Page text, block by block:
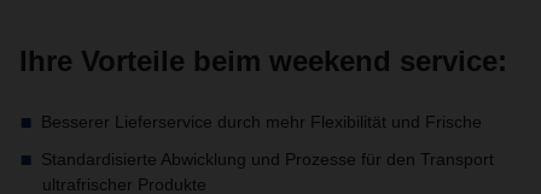
Ihre Vorteile beim weekend service:
Besserer Lieferservice durch mehr Flexibilität und Frische
Standardisierte Abwicklung und Prozesse für den Transport
ultrafrischer Produkte